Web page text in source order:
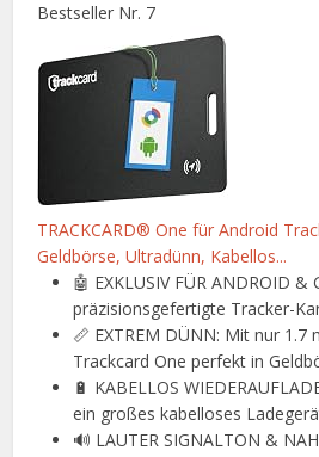
Bestseller Nr. 7
TRACKCARD® One für Android
Geldbörse, Ultradünn, Kabellos...
🤖 EXKLUSIV FÜR ANDROID &
präzisionsgefertigte Tracker-
📏 EXTREM DÜNN: Mit nur 1.7
Trackcard One perfekt in
🔋 KABELLOS
ein großes kabelloses
🔊 LAUTER SIGNALTON &